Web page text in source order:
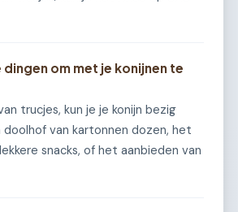
dingen om met je konijnen te
trucjes, kun je je konijn bezig
van kartonnen dozen, het
snacks, of het aanbieden van